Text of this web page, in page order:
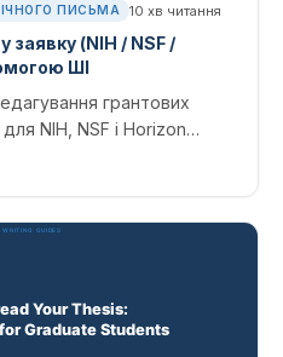
ПИСЬМА 10 хв читання
заявку (NIH / NSF /
ШІ
грантових
NIH, NSF і Horizon
а де ні, правила